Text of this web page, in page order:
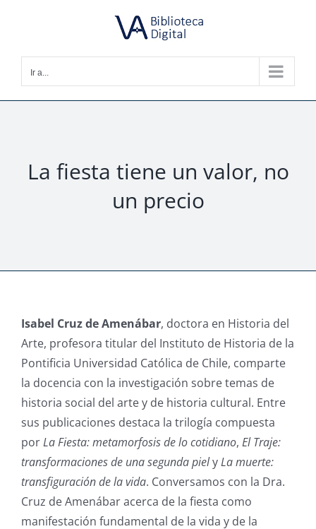
Ir a...
La fiesta tiene un valor, no
un precio
Isabel Cruz de Amenábar, doctora en Historia del
Arte, profesora titular del Instituto de Historia de la
Pontificia Universidad Católica de Chile, comparte
la docencia con la investigación sobre temas de
historia social del arte y de historia cultural. Entre
sus publicaciones destaca la trilogía compuesta
porLa Fiesta: metamorfosis de lo cotidiano, El Traje:
transformaciones de una segunda pielyLa muerte:
transfiguración de la vida. Conversamos con la Dra.
Cruz de Amenábar acerca de la fiesta como
manifestación fundamental de la vida y de la